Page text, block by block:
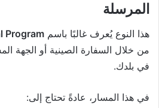
المرسلة
هذا النوع يُعرف غالبًا باسم Program
من خلال السفارة الصينية أو الجهة
في بلدك.
في هذا المسار، عادةً تحتاج إلى: